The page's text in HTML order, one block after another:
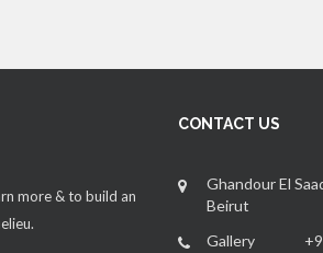
more & to build an
CONTACT US
Ghandour El
Beirut
Gallery +961